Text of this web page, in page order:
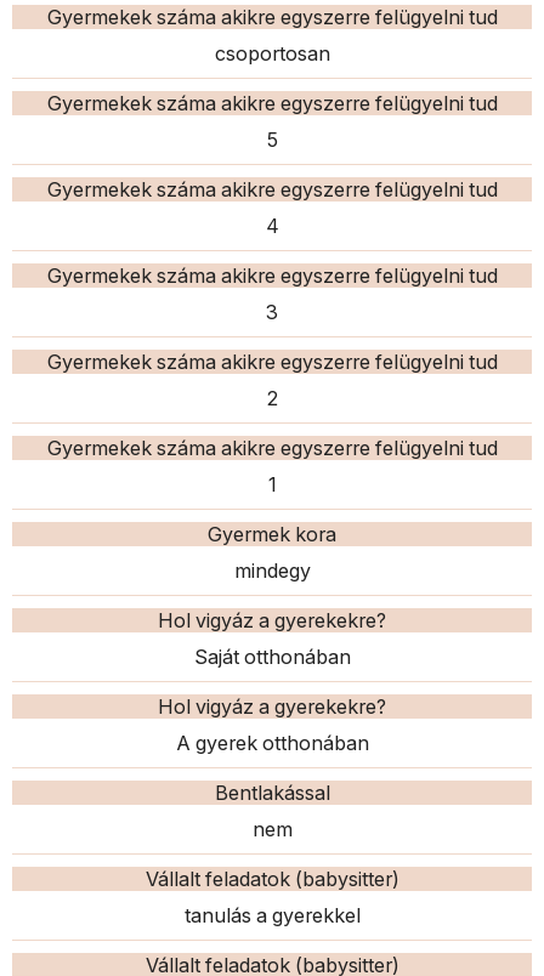
Gyermekek száma akikre egyszerre felügyelni tud
csoportosan
Gyermekek száma akikre egyszerre felügyelni tud
5
Gyermekek száma akikre egyszerre felügyelni tud
4
Gyermekek száma akikre egyszerre felügyelni tud
3
Gyermekek száma akikre egyszerre felügyelni tud
2
Gyermekek száma akikre egyszerre felügyelni tud
1
Gyermek kora
mindegy
Hol vigyáz a gyerekekre?
Saját otthonában
Hol vigyáz a gyerekekre?
A gyerek otthonában
Bentlakással
nem
Vállalt feladatok (babysitter)
tanulás a gyerekkel
Vállalt feladatok (babysitter)